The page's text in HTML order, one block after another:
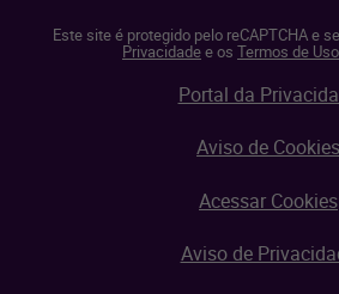
Este site é protegido pelo reCAPTCHA e
Privacidadee os Termos de
Portal da
Aviso de Cookies
Acessar Cookies
Aviso de